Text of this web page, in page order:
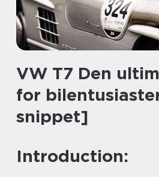
VW T7 Den
for
snippet]
Introduction: